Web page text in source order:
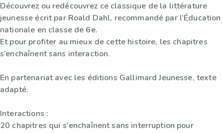
Découvrez ou redécouvrez ce classique de la littérature
jeunesse écrit par Roald Dahl, recommandé par l’Éducation
nationale en classe de 6e.
Et pour profiter au mieux de cette histoire, les chapitres
s’enchaînent sans interaction.
En partenariat avec les éditions Gallimard Jeunesse, texte
adapté.
Interactions :
20 chapitres qui s'enchaînent sans interruption pour